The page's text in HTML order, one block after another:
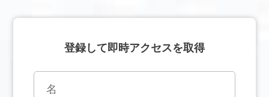
登録して即時アクセスを取得